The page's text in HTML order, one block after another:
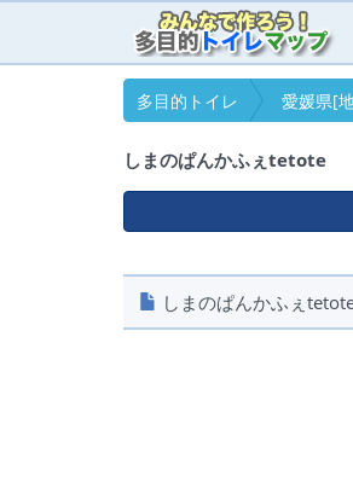
多目的トイレ 愛媛県[
しまのぱんかふぇtetote
しまのぱんかふぇ